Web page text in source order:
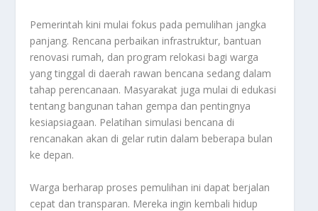
Pemerintah kini mulai fokus pada pemulihan jangka
panjang. Rencana perbaikan infrastruktur, bantuan
renovasi rumah, dan program relokasi bagi warga
yang tinggal di daerah rawan bencana sedang dalam
tahap perencanaan. Masyarakat juga mulai di edukasi
tentang bangunan tahan gempa dan pentingnya
kesiapsiagaan. Pelatihan simulasi bencana di
rencanakan akan di gelar rutin dalam beberapa bulan
ke depan.
Warga berharap proses pemulihan ini dapat berjalan
cepat dan transparan. Mereka ingin kembali hidup